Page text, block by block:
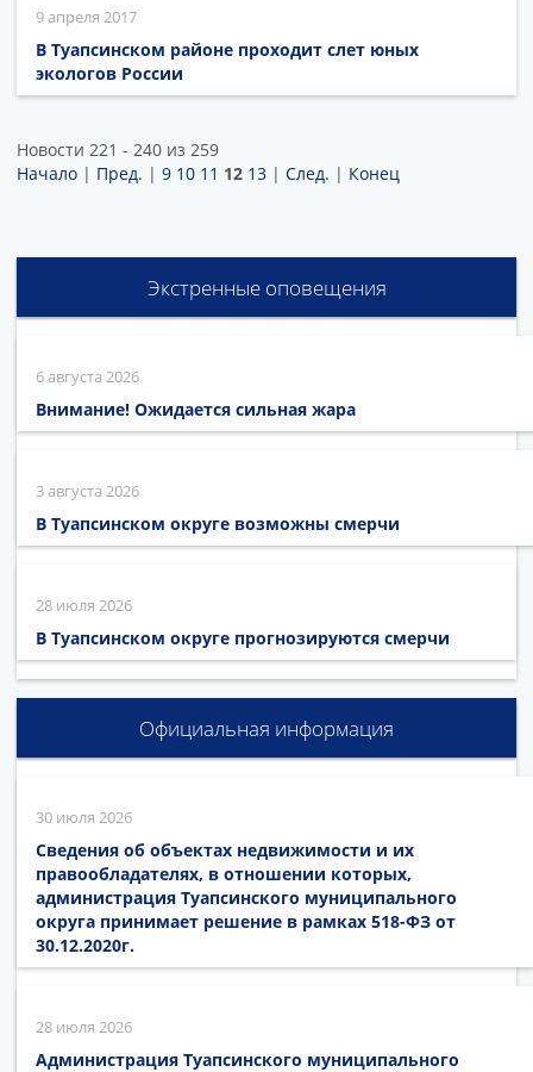
9 апреля 2017
В Туапсинском районе проходит слет юных
экологов России
Новости 221 - 240 из 259
Начало | Пред. | 9 10 11 12 13 | След. | Конец
Экстренные оповещения
6 августа 2026
Внимание! Ожидается сильная жара
3 августа 2026
В Туапсинском округе возможны смерчи
28 июля 2026
В Туапсинском округе прогнозируются смерчи
Официальная информация
30 июля 2026
Сведения об объектах недвижимости и их
правообладателях, в отношении которых,
администрация Туапсинского муниципального
округа принимает решение в рамках 518-ФЗ от
30.12.2020г.
28 июля 2026
Администрация Туапсинского муниципального